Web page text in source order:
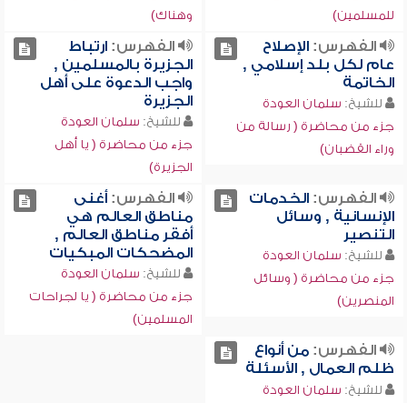
للمسلمين)
وهناك)
الفهرس:الإصلاح
عام لكل بلد إسلامي ,
الخاتمة
للشيخ: سلمان العودة
جزء من محاضرة ( رسالة من
وراء القضبان)
الفهرس:ارتباط
الجزيرة بالمسلمين ,
واجب الدعوة على أهل
الجزيرة
للشيخ: سلمان العودة
جزء من محاضرة ( يا أهل
الجزيرة)
الفهرس:الخدمات
الإنسانية , وسائل
التنصير
للشيخ: سلمان العودة
جزء من محاضرة ( وسائل
المنصرين)
الفهرس:أغنى
مناطق العالم هي
أفقر مناطق العالم ,
المضحكات المبكيات
للشيخ: سلمان العودة
جزء من محاضرة ( يا لجراحات
المسلمين)
الفهرس:من أنواع
ظلم العمال , الأسئلة
للشيخ: سلمان العودة